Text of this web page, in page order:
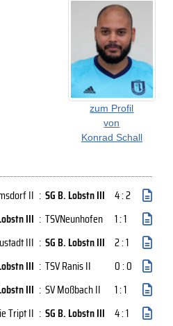
zum Profil
von
Konrad Schall
II : SG B. Lobstn III 4 : 2
III : TSVNeunhofen
1 : 1
III : SG B. Lobstn III 2 : 1
III : TSV Ranis II
0 : 0
III : SV Moßbach II
1 : 1
Tript II : SG B. Lobstn III 4 : 1